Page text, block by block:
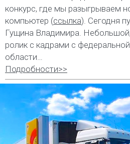
конкурс, где мы разыгрываем
компьютер (ссылка). Сегодня
Гущина Владимира.
ролик с кадрами с
области…
Подробности>>